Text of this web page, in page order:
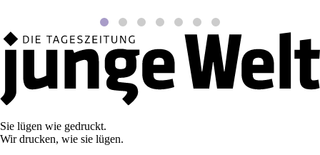
Sie lügen wie gedruckt.
Wir drucken, wie sie lügen.